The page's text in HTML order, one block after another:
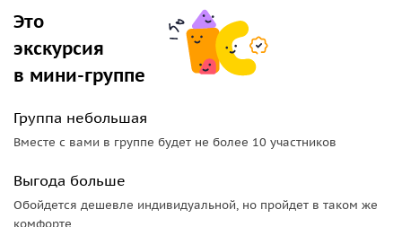
высотой 3012 метров, на
которую мы поднимемся на канатной дороге и
просто воодушевимся открывающимися видами.
Это
экскурсия
в мини-группе
Группа небольшая
Вместе с вами в группе будет не более 10 участников
Выгода больше
Обойдется дешевле индивидуальной, но пройдет в таком же
комфорте